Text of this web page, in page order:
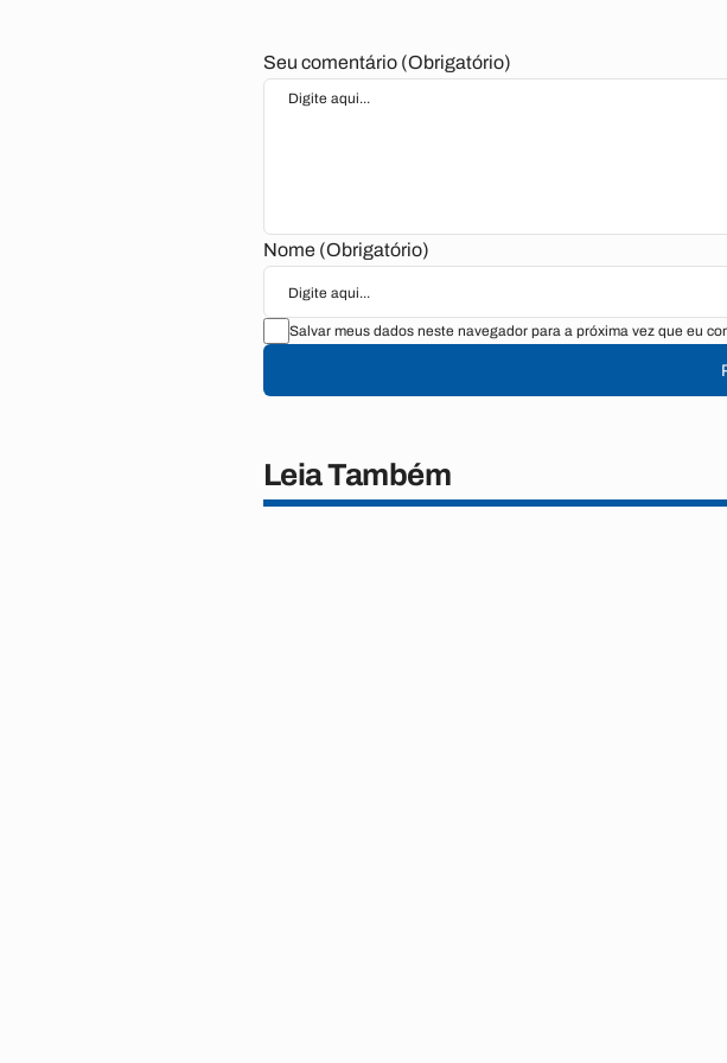
Seu comentário (Obrigatório)
Nome (Obrigatório)
Salvar meus dados neste navegador para a próxima vez que eu
Leia Também